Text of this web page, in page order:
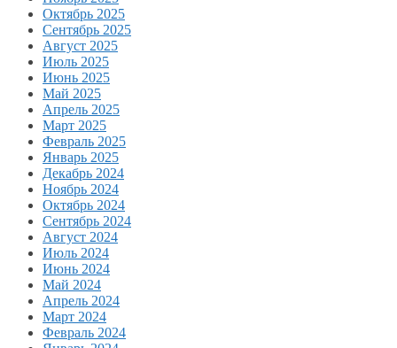
Октябрь 2025
Сентябрь 2025
Август 2025
Июль 2025
Июнь 2025
Май 2025
Апрель 2025
Март 2025
Февраль 2025
Январь 2025
Декабрь 2024
Ноябрь 2024
Октябрь 2024
Сентябрь 2024
Август 2024
Июль 2024
Июнь 2024
Май 2024
Апрель 2024
Март 2024
Февраль 2024